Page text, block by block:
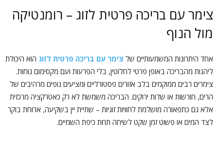
צימר עם בריכה פרטית לזוג – רומנטיקה
מול הנוף
אחד היתרונות המשמעותיים של צימר עם בריכה פרטית לזוג הוא היכולת
ליהנות מהבריכה באופן פרטי לחלוטין, בלי הפרעות ועם מקסימום נוחות.
צימרים רבים ממוקמים בלב אזורים פסטורליים ומציעים נופים מרהיבים של
הרים, חורשות או שדות ירוקים. הבריכה משמשת לא רק כאטרקציה מרכזית
אלא גם כתפאורה מושלמת לחוויות זוגיות – שתיית יין בשקיעה, ארוחת בוקר
לצד המים או פשוט זמן שקט לשיחה תחת כיפת השמיים.